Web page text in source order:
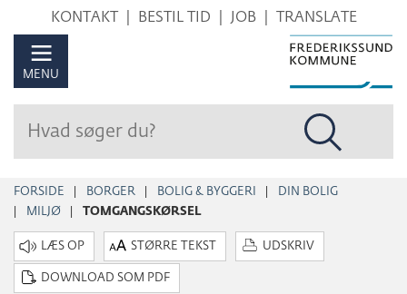
Hop
KONTAKT BESTIL TID JOB TRANSLATE
MENU
FORSIDE BORGER BOLIG & BYGGERI
DIN BOLIG
MILJØ
TOMGANGSKØRSEL
STØRRE TEKST UDSKRIV
DOWNLOAD SOM PDF